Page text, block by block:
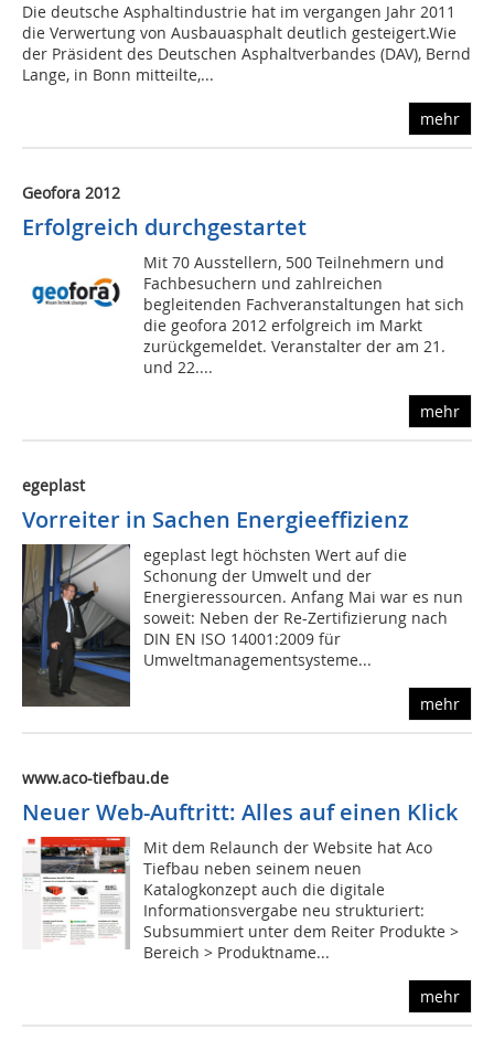
Die deutsche Asphaltindustrie hat im vergangen Jahr 2011
die Verwertung von Ausbauasphalt deutlich gesteigert.Wie
der Präsident des Deutschen Asphaltverbandes (DAV), Bernd
Lange, in Bonn mitteilte,...
mehr
Geofora 2012
Erfolgreich durchgestartet
Mit 70 Ausstellern, 500 Teilnehmern und
Fachbesuchern und zahlreichen
begleitenden Fachveranstaltungen hat sich
die geofora 2012 erfolgreich im Markt
zurückgemeldet. Veranstalter der am 21.
und 22....
mehr
egeplast
Vorreiter in Sachen Energieeffizienz
egeplast legt höchsten Wert auf die
Schonung der Umwelt und der
Energieressourcen. Anfang Mai war es nun
soweit: Neben der Re-Zertifizierung nach
DIN EN ISO 14001:2009 für
Umweltmanagementsysteme...
mehr
www.aco-tiefbau.de
Neuer Web-Auftritt: Alles auf einen Klick
Mit dem Relaunch der Website hat Aco
Tiefbau neben seinem neuen
Katalogkonzept auch die digitale
Informationsvergabe neu strukturiert:
Subsummiert unter dem Reiter Produkte >
Bereich > Produkt­name...
mehr